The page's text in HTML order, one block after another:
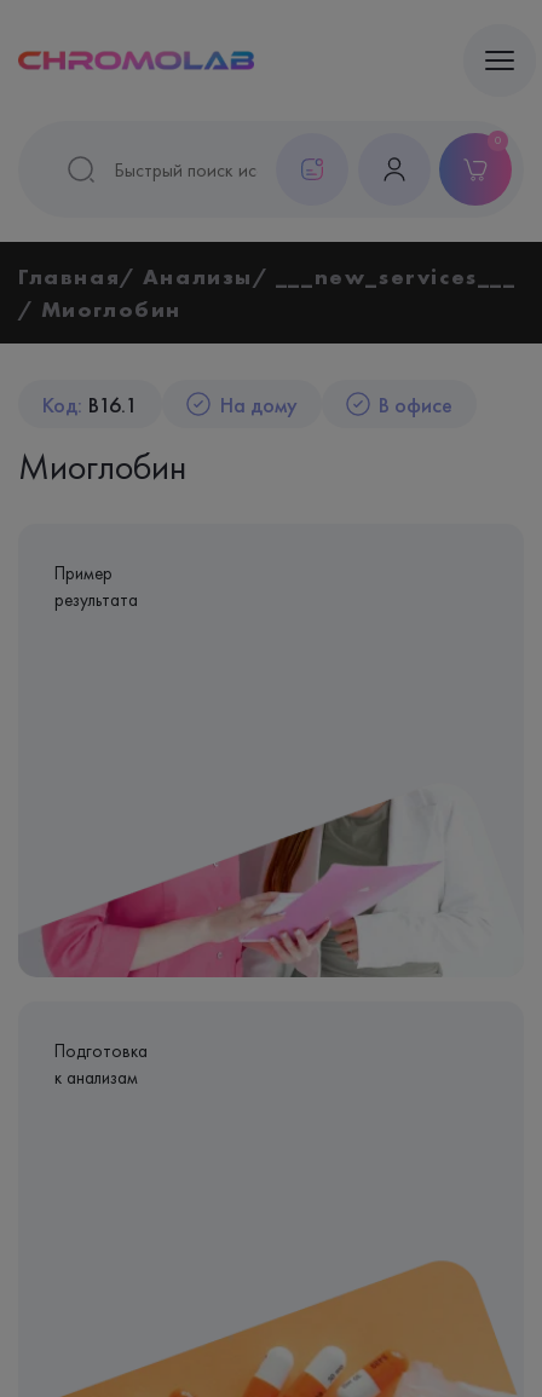
0
Главная Анализы
___new_services___
Миоглобин
Код: B16.1 На дому В офисе
Миоглобин
Пример
результата
Подготовка
к анализам